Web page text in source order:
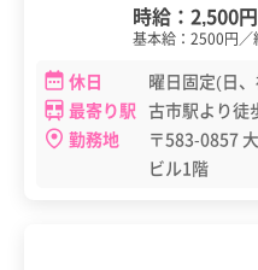
時給： 2,500円
基本給：2500円／
休日
曜日固定(日
最寄り駅 古市駅より徒
勤務地
〒583-0857
ビル1階